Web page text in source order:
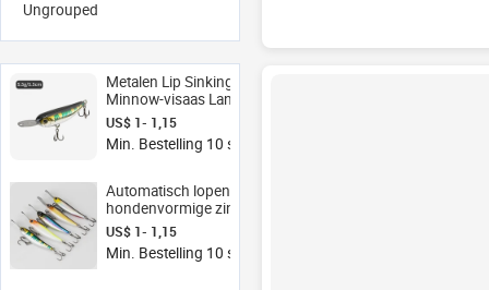
Ungrouped
Metalen Lip Sinking
Minnow-visaas Langzaam
zinkende Wobbler Hard
aas voor Bass Culter
US$ 1- 1,15
Min. Bestelling 10 stukken
Automatisch lopende
hondenvormige zinkende
minnow kunstaas metalen
lip drievoudige haak
kunstmatig hard aas ISO-
US$ 1- 1,15
Min. Bestelling 10 stukken